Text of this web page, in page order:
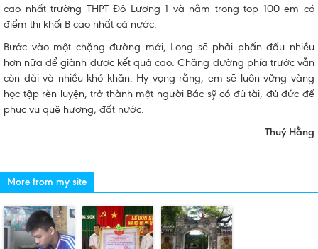
cao nhất trường THPT Đô Lương 1 và nằm trong top 100 em có
điểm thi khối B cao nhất cả nước.
Bước vào một chặng đường mới, Long sẽ phải phấn đấu nhiều
hơn nữa để giành được kết quả cao. Chặng đường phía trước vẫn
còn dài và nhiều khó khăn. Hy vọng rằng, em sẽ luôn vững vàng
học tập rèn luyện, trở thành một người Bác sỹ có đủ tài, đủ đức để
phục vụ quê hương, đất nước.
Thuý Hằng
More from my site